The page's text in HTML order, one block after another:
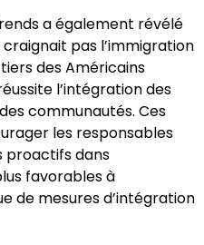
a également révélé
pas l’immigration
des Américains
l’intégration des
communautés. Ces
les responsables
proactifs dans
favorables à
de mesures d’intégration